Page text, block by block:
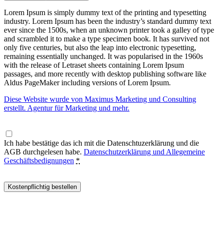
Lorem Ipsum is simply dummy text of the printing and typesetting
industry. Lorem Ipsum has been the industry’s standard dummy text
ever since the 1500s, when an unknown printer took a galley of type
and scrambled it to make a type specimen book. It has survived not
only five centuries, but also the leap into electronic typesetting,
remaining essentially unchanged. It was popularised in the 1960s
with the release of Letraset sheets containing Lorem Ipsum
passages, and more recently with desktop publishing software like
Aldus PageMaker including versions of Lorem Ipsum.
Diese Website wurde von Maximus Marketing und Consulting
erstellt. Agentur für Marketing und mehr.
Ich habe bestätige das ich mit die Datenschtuzerklärung und die
AGB durchgelesen habe. Datenschutzerklärung und Allegemeine
Geschäftsbedignungen *
Kostenpflichtig bestellen